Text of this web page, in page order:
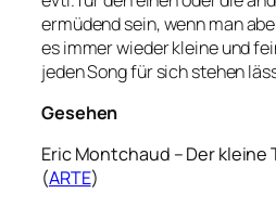
ermüdend sein, wenn man
es immer wieder kleine und
jeden Song für sich stehen
Gesehen
Eric Montchaud – Der kleine
(ARTE)